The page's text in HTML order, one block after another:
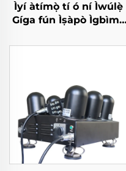
Ìyí àtímọ̀ tí ó ní Ìwúlẹ̀
Gíga fún Ìṣàpò Ìgbìmọ̀
lèe jẹ́ UAV